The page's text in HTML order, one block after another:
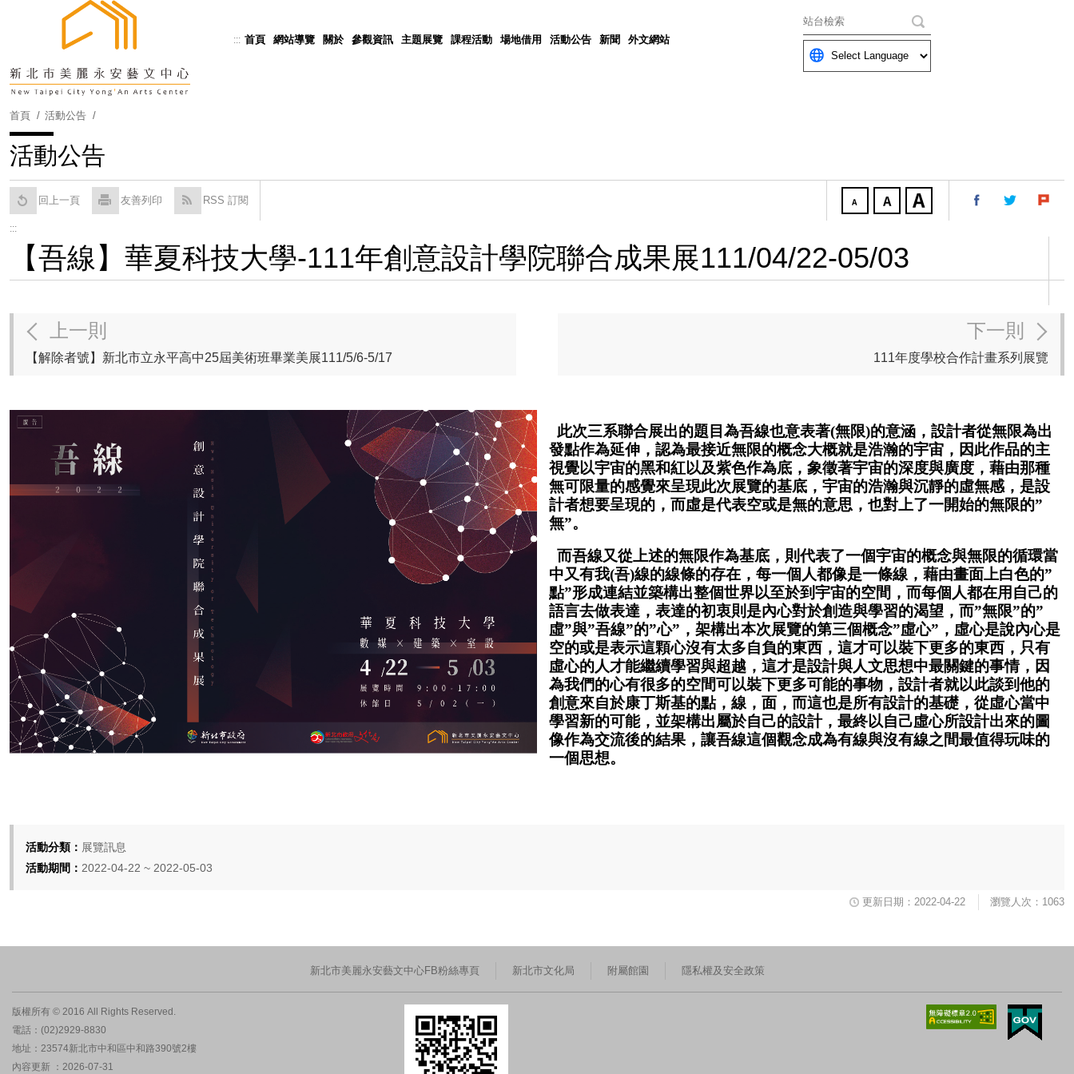
::: 首頁 網站導覽 關於 參觀資訊 主題展覽 課程活動 場地借用 活動公告 新聞 外文網站
關鍵字
Powered by Translate
首頁 活動公告
活動公告
回上一頁 友善列印 RSS 訂閱
:::
【吾線】華夏科技大學-111年創意設計學院聯合成果展111/04/22-05/03
上一則
【解除者號】新北市立永平高中25屆美術班畢業美展111/5/6-5/17
下一則
111年度學校合作計畫系列展覽
此次三系聯合展出的題目為吾線也意表著(無限)的意涵，設計者從無限為出
發點作為延伸，認為最接近無限的概念大概就是浩瀚的宇宙，因此作品的主
視覺以宇宙的黑和紅以及紫色作為底，象徵著宇宙的深度與廣度，藉由那種
無可限量的感覺來呈現此次展覽的基底，宇宙的浩瀚與沉靜的虛無感，是設
計者想要呈現的，而虛是代表空或是無的意思，也對上了一開始的無限的”
無”。
而吾線又從上述的無限作為基底，則代表了一個宇宙的概念與無限的循環當
中又有我(吾)線的線條的存在，每一個人都像是一條線，藉由畫面上白色的”
點”形成連結並築構出整個世界以至於到宇宙的空間，而每個人都在用自己的
語言去做表達，表達的初衷則是內心對於創造與學習的渴望，而”無限”的”
虛”與”吾線”的”心”，架構出本次展覽的第三個概念”虛心”，虛心是說內心是
空的或是表示這顆心沒有太多自負的東西，這才可以裝下更多的東西，只有
虛心的人才能繼續學習與超越，這才是設計與人文思想中最關鍵的事情，因
為我們的心有很多的空間可以裝下更多可能的事物，設計者就以此談到他的
創意來自於康丁斯基的點，線，面，而這也是所有設計的基礎，從虛心當中
學習新的可能，並架構出屬於自己的設計，最終以自己虛心所設計出來的圖
像作為交流後的結果，讓吾線這個觀念成為有線與沒有線之間最值得玩味的
一個思想。
活動分類： 展覽訊息
活動期間： 2022-04-22 ~ 2022-05-03
更新日期：2022-04-22 瀏覽人次：1063
新北市美麗永安藝文中心FB粉絲專頁 新北市文化局 附屬館園 隱私權及安全政策
版權所有 © 2016 All Rights Reserved.
電話：(02)2929-8830
地址：23574新北市中和區中和路390號2樓
內容更新 ：2026-07-31